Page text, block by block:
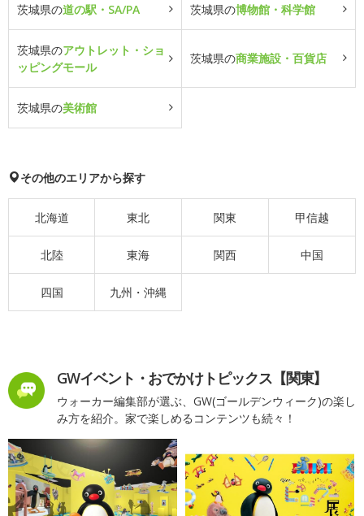
茨城県の道の駅・SA/PA 茨城県の博物館・科学館
茨城県のアウトレット・ショ
ッピングモール
茨城県の商業施設・百貨店
茨城県の美術館
その他のエリアから探す
北海道 東北 関東 甲信越
北陸 東海 関西 中国
四国 九州・沖縄
GWイベント・おでかけトピックス【関東】
ウォーカー編集部が選ぶ、GW(ゴールデンウィーク)の楽し
み方を紹介。家で楽しめるコンテンツも続々！